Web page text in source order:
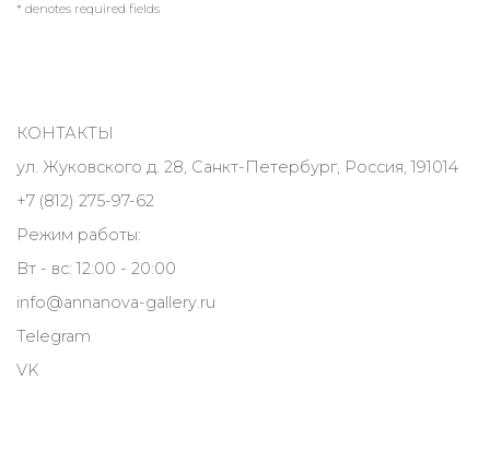
* denotes required fields
КОНТАКТЫ
ул. Жуковского д. 28, Санкт-Петербург, Россия, 191014
+7 (812) 275-97-62
Режим работы:
Вт - вс: 12:00 - 20:00
info@annanova-gallery.ru
Telegram
VK